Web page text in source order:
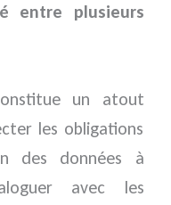
entre plusieurs
un atout
les obligations
des données à
avec les